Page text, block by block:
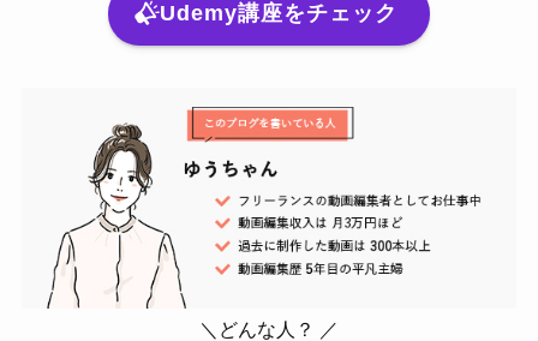
Udemy講座をチェック
＼どんな人？ ／